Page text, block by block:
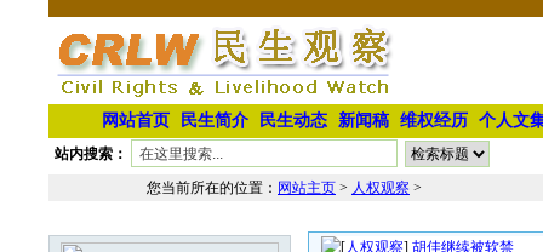
网站首页 民生简介 民生动态 新闻稿 维权经历 个人文
站内搜索：
您当前所在的位置： 网站主页 > 人权观察 >
[人权观察] 胡佳继续被软禁